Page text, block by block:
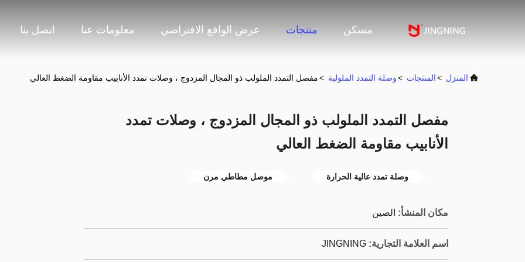
مسكن منتجات عرض الواقع الافتراضي معلومات عنا اتصل بنا
المنزل >المنتجات >وصلة التمدد الملولبة >مفصل التمدد الملولب ذو المجال المزدوج ، وصلات تمدد الأنابيب مقاومة الضغط العالي
مفصل التمدد الملولب ذو المجال المزدوج ، وصلات تمدد
الأنابيب مقاومة الضغط العالي
وصلة تمدد عالية الحرارة موصل مطاطي مرن
مكان المنشأ: الصين
اسم العلامة التجارية: JINGNING